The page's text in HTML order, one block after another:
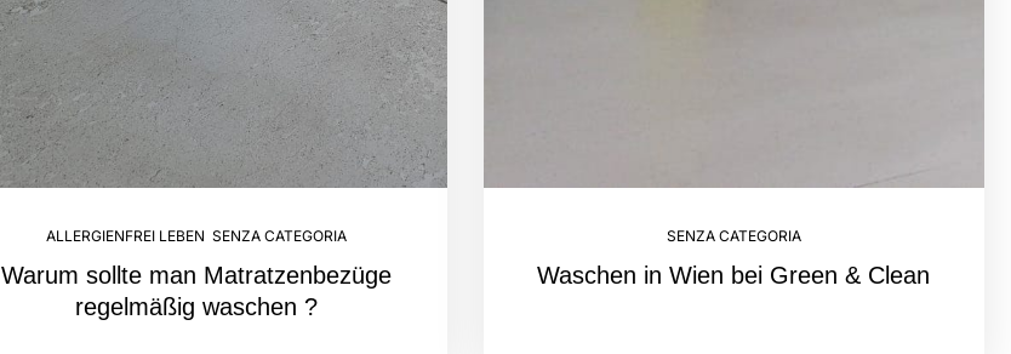
ALLERGIENFREI LEBEN SENZA CATEGORIA
Warum sollte man Matratzenbezüge
regelmäßig waschen ?
SENZA CATEGORIA
Waschen in Wien bei Green & Clean